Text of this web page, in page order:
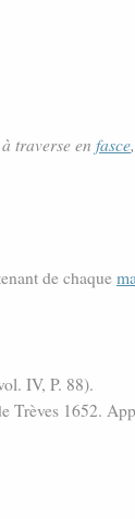
à traverse en fasce
de chaque
IV, P. 88).
Trèves 1652.